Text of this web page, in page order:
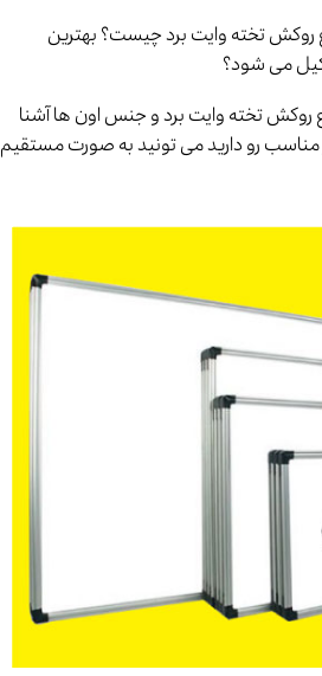
روکش تخته وایت برد چیست؟ بهترین
می شود؟
روکش تخته وایت برد و جنس اون ها آشنا
رو دارید می تونید به صورت مستقیم